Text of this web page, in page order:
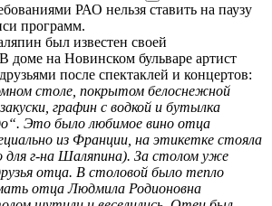
РАО нельзя ставить на паузу
программ.
был известен своей
доме на Новинском бульваре артист
после спектаклей и концертов:
столе, покрытом белоснежной
графин с водкой и бутылка
Это было любимое вино отца
из Франции, на этикетке стояла
для г-на Шаляпина). За столом уже
отца. В столовой было тепло
отца Людмила Родионовна